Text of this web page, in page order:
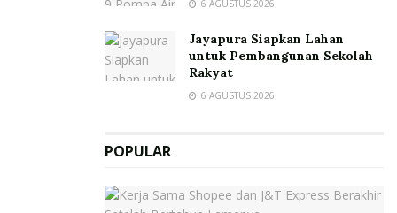
6 AGUSTUS 2026
Jayapura Siapkan Lahan
untuk Pembangunan Sekolah
Rakyat
6 AGUSTUS 2026
POPULAR